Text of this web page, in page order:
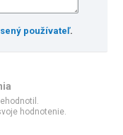
používateľ.
hodnotenie.